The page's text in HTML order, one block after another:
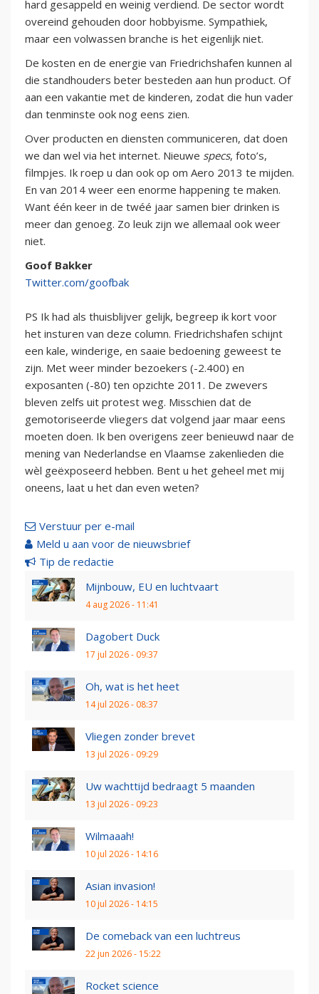
hard gesappeld en weinig verdiend. De sector wordt
overeind gehouden door hobbyisme. Sympathiek,
maar een volwassen branche is het eigenlijk niet.
De kosten en de energie van Friedrichshafen kunnen al
die standhouders beter besteden aan hun product. Of
aan een vakantie met de kinderen, zodat die hun vader
dan tenminste ook nog eens zien.
Over producten en diensten communiceren, dat doen
we dan wel via het internet. Nieuwe specs, foto’s,
filmpjes. Ik roep u dan ook op om Aero 2013 te mijden.
En van 2014 weer een enorme happening te maken.
Want één keer in de twéé jaar samen bier drinken is
meer dan genoeg. Zo leuk zijn we allemaal ook weer
niet.
Goof Bakker
Twitter.com/goofbak
PS Ik had als thuisblijver gelijk, begreep ik kort voor
het insturen van deze column. Friedrichshafen schijnt
een kale, winderige, en saaie bedoening geweest te
zijn. Met weer minder bezoekers (-2.400) en
exposanten (-80) ten opzichte 2011. De zwevers
bleven zelfs uit protest weg. Misschien dat de
gemotoriseerde vliegers dat volgend jaar maar eens
moeten doen. Ik ben overigens zeer benieuwd naar de
mening van Nederlandse en Vlaamse zakenlieden die
wèl geëxposeerd hebben. Bent u het geheel met mij
oneens, laat u het dan even weten?
Verstuur per e-mail
Meld u aan voor de nieuwsbrief
Tip de redactie
Mijnbouw, EU en luchtvaart
4 aug 2026 - 11:41
Dagobert Duck
17 jul 2026 - 09:37
Oh, wat is het heet
14 jul 2026 - 08:37
Vliegen zonder brevet
13 jul 2026 - 09:29
Uw wachttijd bedraagt 5 maanden
13 jul 2026 - 09:23
Wilmaaah!
10 jul 2026 - 14:16
Asian invasion!
10 jul 2026 - 14:15
De comeback van een luchtreus
22 jun 2026 - 15:22
Rocket science